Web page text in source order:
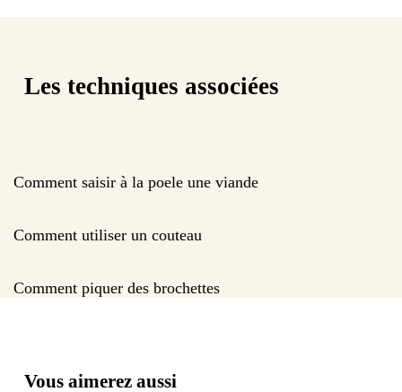
Les techniques associées
Comment saisir à la poele une viande
Comment utiliser un couteau
Comment piquer des brochettes
Vous aimerez aussi